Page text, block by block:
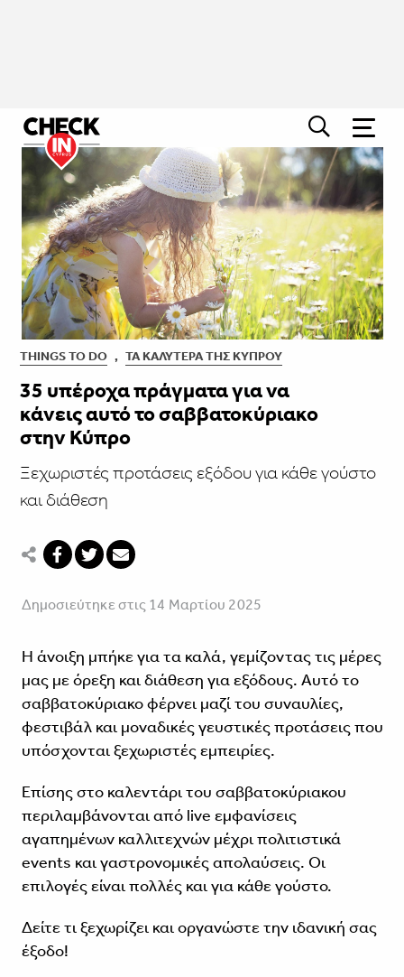
THINGS TO DO , ΤΑ ΚΑΛΎΤΕΡΑ ΤΗΣ ΚΎΠΡΟΥ
35 υπέροχα πράγματα για να
κάνεις αυτό το σαββατοκύριακο
στην Κύπρο
Ξεχωριστές προτάσεις εξόδου για κάθε γούστο
και διάθεση
Δημοσιεύτηκε στις 14 Μαρτίου 2025
Η άνοιξη μπήκε για τα καλά, γεμίζοντας τις μέρες
μας με όρεξη και διάθεση για εξόδους. Αυτό το
σαββατοκύριακο φέρνει μαζί του συναυλίες,
φεστιβάλ και μοναδικές γευστικές προτάσεις που
υπόσχονται ξεχωριστές εμπειρίες.
Eπίσης στο καλεντάρι του σαββατοκύριακου
περιλαμβάνονται από live εμφανίσεις
αγαπημένων καλλιτεχνών μέχρι πολιτιστικά
events και γαστρονομικές απολαύσεις. Οι
επιλογές είναι πολλές και για κάθε γούστο.
Δείτε τι ξεχωρίζει και οργανώστε την ιδανική σας
έξοδο!